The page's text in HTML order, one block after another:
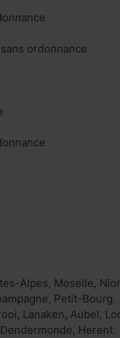
ordonnance
Alpes, Moselle,
Petit-Bourg.
Lanaken, Aubel,
Herent.